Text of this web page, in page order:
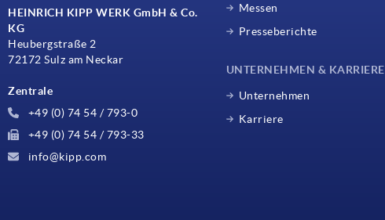
HEINRICH KIPP WERK GmbH & Co.
KG
Heubergstraße 2
72172 Sulz am Neckar
Zentrale
+49 (0) 74 54 / 793-0
+49 (0) 74 54 / 793-33
info@kipp.com
Messen
Presseberichte
UNTERNEHMEN & KARRIERE
Unternehmen
Karriere